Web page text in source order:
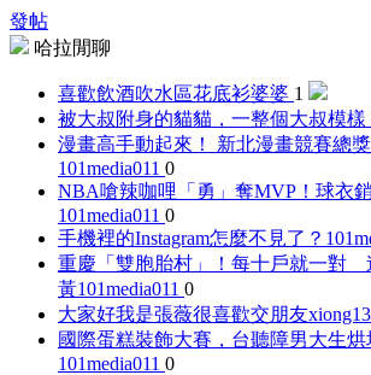
發帖
哈拉閒聊
喜歡飲酒吹水區花底衫婆婆 1
被大叔附身的貓貓，一整個大叔模樣
漫畫高手動起來！ 新北漫畫競賽總
101media011 0
NBA嗆辣咖哩「勇」奪MVP！球衣
101media011 0
手機裡的Instagram怎麼不見了？
重慶「雙胞胎村」！每十戶就一對
黃101media011 0
大家好我是張薇很喜歡交朋友
國際蛋糕裝飾大賽，台聽障男大生
101media011 0